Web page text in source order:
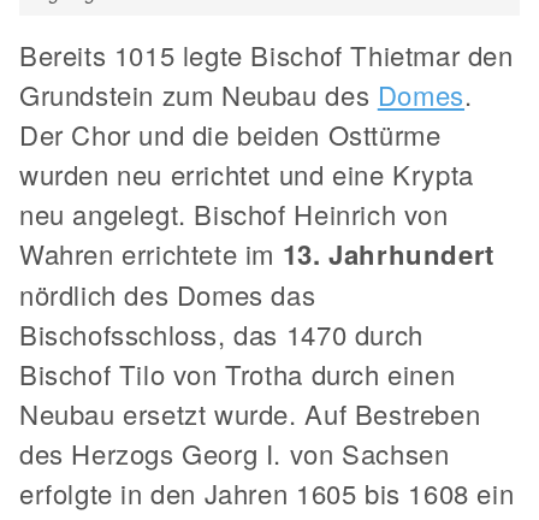
Bereits 1015 legte Bischof Thietmar den
Grundstein zum Neubau des Domes.
Der Chor und die beiden Osttürme
wurden neu errichtet und eine Krypta
neu angelegt. Bischof Heinrich von
Wahren errichtete im 13. Jahrhundert
nördlich des Domes das
Bischofsschloss, das 1470 durch
Bischof Tilo von Trotha durch einen
Neubau ersetzt wurde. Auf Bestreben
des Herzogs Georg I. von Sachsen
erfolgte in den Jahren 1605 bis 1608 ein